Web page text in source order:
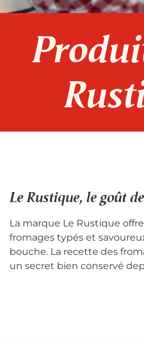
Le Rustique, le goût
La marque Le Rustique
fromages typés et
bouche. La recette des
un secret bien conservé